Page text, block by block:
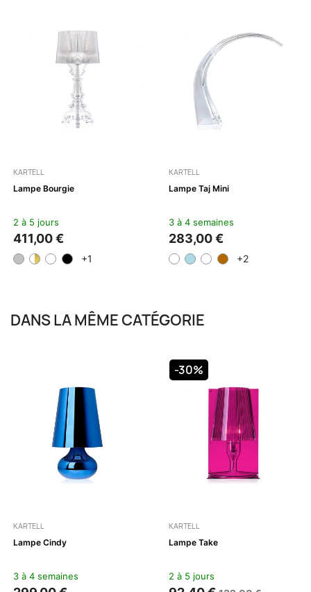
KARTELL
Lampe Bourgie
2 à 5 jours
411,00 €
+1
KARTELL
Lampe Taj Mini
3 à 4 semaines
283,00 €
+2
DANS LA MÊME CATÉGORIE
KARTELL
Lampe Cindy
3 à 4 semaines
KARTELL
Lampe Take
2 à 5 jours
-30%